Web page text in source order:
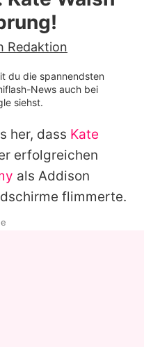
Promiflash
Redaktion
du die spannendsten
News auch bei
siehst.
her, dass Kate
erfolgreichen
als Addison
flimmerte.